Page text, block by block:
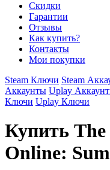
Скидки
Гарантии
Отзывы
Как купить?
Контакты
Мои покупки
Steam Ключи Steam
Аккаунты Uplay
Ключи Uplay Ключи
Купить
Online: